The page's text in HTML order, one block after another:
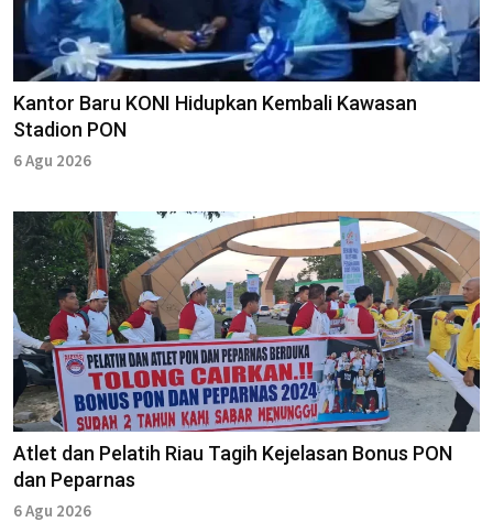
Kantor Baru KONI Hidupkan Kembali Kawasan
Stadion PON
6 Agu 2026
Atlet dan Pelatih Riau Tagih Kejelasan Bonus PON
dan Peparnas
6 Agu 2026